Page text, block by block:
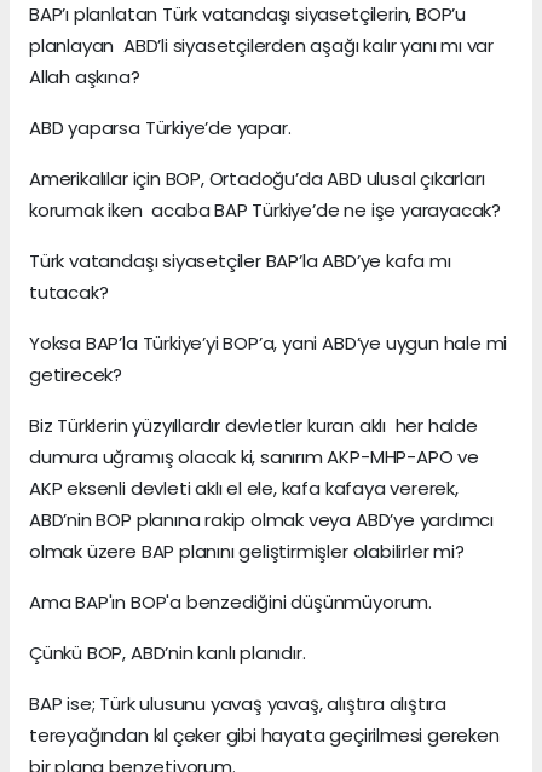
BAP’ı planlatan Türk vatandaşı siyasetçilerin, BOP’u
planlayan ABD’li siyasetçilerden aşağı kalır yanı mı var
Allah aşkına?
ABD yaparsa Türkiye’de yapar.
Amerikalılar için BOP, Ortadoğu’da ABD ulusal çıkarları
korumak iken acaba BAP Türkiye’de ne işe yarayacak?
Türk vatandaşı siyasetçiler BAP’la ABD’ye kafa mı
tutacak?
Yoksa BAP’la Türkiye’yi BOP’a, yani ABD’ye uygun hale mi
getirecek?
Biz Türklerin yüzyıllardır devletler kuran aklı her halde
dumura uğramış olacak ki, sanırım AKP-MHP-APO ve
AKP eksenli devleti aklı el ele, kafa kafaya vererek,
ABD’nin BOP planına rakip olmak veya ABD’ye yardımcı
olmak üzere BAP planını geliştirmişler olabilirler mi?
Ama BAP'ın BOP'a benzediğini düşünmüyorum.
Çünkü BOP, ABD’nin kanlı planıdır.
BAP ise; Türk ulusunu yavaş yavaş, alıştıra alıştıra
tereyağından kıl çeker gibi hayata geçirilmesi gereken